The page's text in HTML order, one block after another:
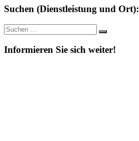
Suchen (Dienstleistung und Ort):
Suche
nach:
Suchen
Informieren Sie sich weiter!